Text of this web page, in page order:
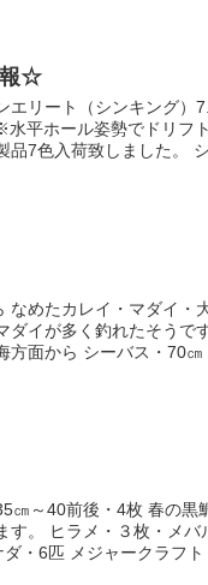
報☆
エリート（シンキング）
水平ホール姿勢でドリフ
品7色入荷致しました。
なめたカレイ・マダイ・
ダイが多く釣れたそうで
方面から シーバス・70㎝
㎝～40前後・4枚 春の黒
す。 ヒラメ・３枚・メバ
・6匹 メジャークラフト